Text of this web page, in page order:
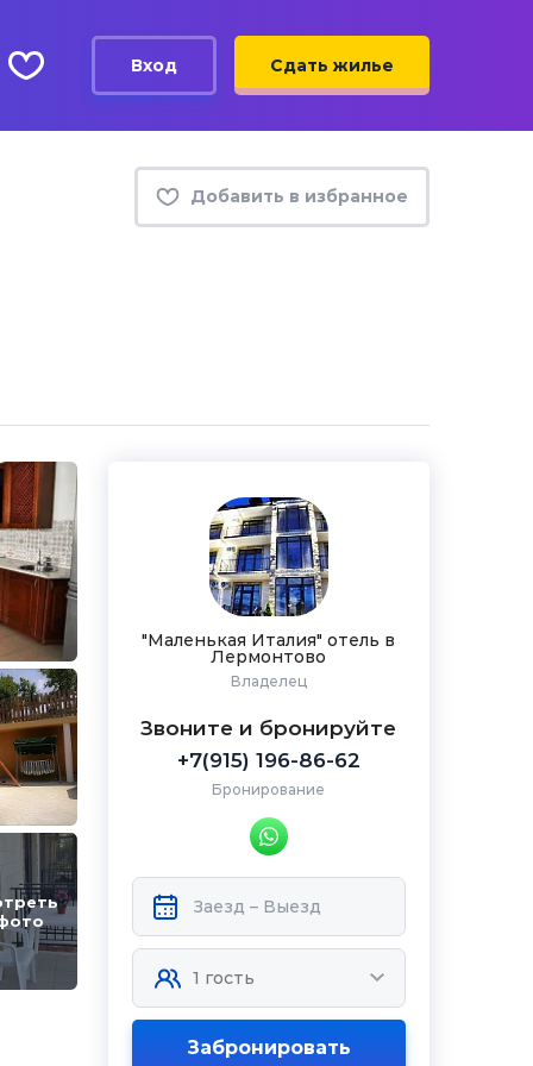
Вход Сдать жилье
Добавить в избранное
"Маленькая Италия" отель в
Лермонтово
Владелец
Звоните и бронируйте
+7(915) 196-86-62
Бронирование
Забронировать